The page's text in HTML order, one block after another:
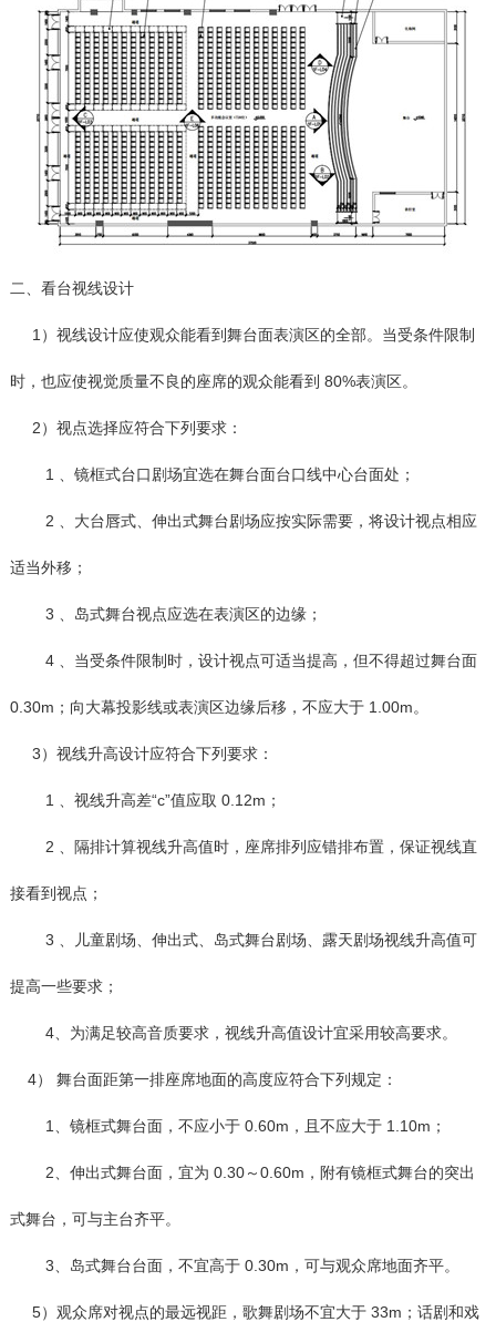
二、看台视线设计
1）视线设计应使观众能看到舞台面表演区的全部。当受条件限制
时，也应使视觉质量不良的座席的观众能看到 80%表演区。
2）视点选择应符合下列要求：
1 、镜框式台口剧场宜选在舞台面台口线中心台面处；
2 、大台唇式、伸出式舞台剧场应按实际需要，将设计视点相应
适当外移；
3 、岛式舞台视点应选在表演区的边缘；
4 、当受条件限制时，设计视点可适当提高，但不得超过舞台面
0.30m；向大幕投影线或表演区边缘后移，不应大于 1.00m。
3）视线升高设计应符合下列要求：
1 、视线升高差“c”值应取 0.12m；
2 、隔排计算视线升高值时，座席排列应错排布置，保证视线直
接看到视点；
3 、儿童剧场、伸出式、岛式舞台剧场、露天剧场视线升高值可
提高一些要求；
4、为满足较高音质要求，视线升高值设计宜采用较高要求。
4） 舞台面距第一排座席地面的高度应符合下列规定：
1、镜框式舞台面，不应小于 0.60m，且不应大于 1.10m；
2、伸出式舞台面，宜为 0.30～0.60m，附有镜框式舞台的突出
式舞台，可与主台齐平。
3、岛式舞台台面，不宜高于 0.30m，可与观众席地面齐平。
5）观众席对视点的最远视距，歌舞剧场不宜大于 33m；话剧和戏